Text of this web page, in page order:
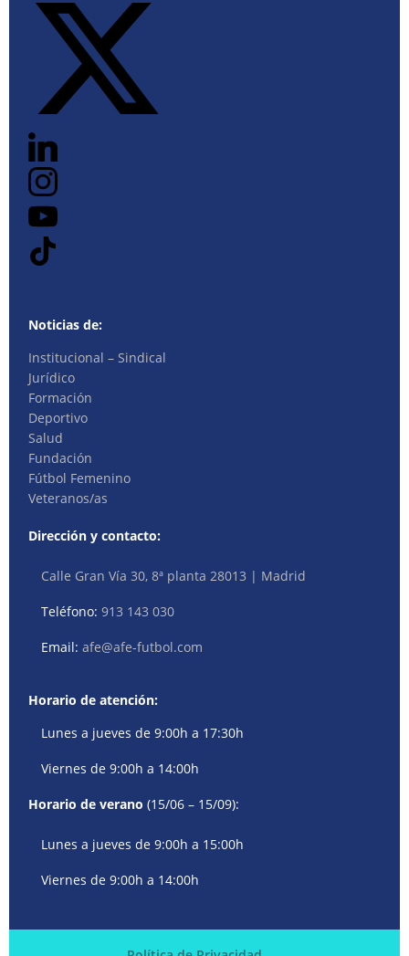
Noticias de:
Institucional – Sindical
Jurídico
Formación
Deportivo
Salud
Fundación
Fútbol Femenino
Veteranos/as
Dirección y contacto:
Calle Gran Vía 30, 8ª planta 28013 | Madrid
Teléfono:913 143 030
Email:afe@afe-futbol.com
Horario de atención:
Lunes a jueves de 9:00h a 17:30h
Viernes de 9:00h a 14:00h
Horario de verano (15/06 – 15/09):
Lunes a jueves de 9:00h a 15:00h
Viernes de 9:00h a 14:00h